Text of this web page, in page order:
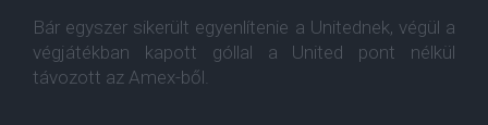
Bár egyszer sikerült egyenlítenie a Unitednek, végül a
végjátékban kapott góllal a United pont nélkül
távozott az Amex-ből.